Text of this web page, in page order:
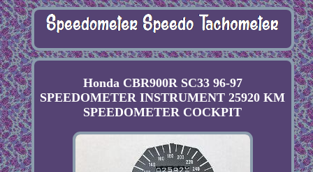
Honda CBR900R SC33 96-97
SPEEDOMETER INSTRUMENT 25920 KM
SPEEDOMETER COCKPIT